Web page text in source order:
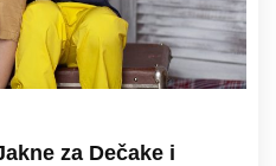
za Dečake i